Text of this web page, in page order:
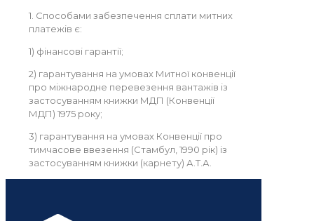
1. Способами забезпечення сплати митних
платежів є:
1) фінансові гарантії;
2) гарантування на умовах Митної конвенції
про міжнародне перевезення вантажів із
застосуванням книжки МДП (Конвенції
МДП) 1975 року;
3) гарантування на умовах Конвенції про
тимчасове ввезення (Стамбул, 1990 рік) із
застосуванням книжки (карнету) А.Т.А.